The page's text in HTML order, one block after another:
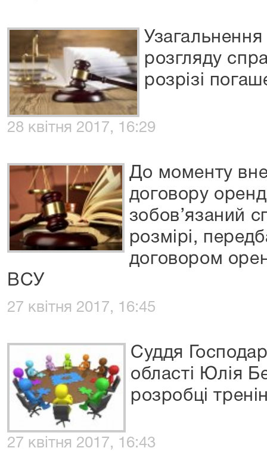
розгляду
розрізі
28 квітня 2017, 16:29
До моменту
договору
зобов’язаний
розмірі,
договором
ВСУ
27 квітня 2017, 16:45
Суддя
області Юлія
розробці
27 квітня 2017, 16:43